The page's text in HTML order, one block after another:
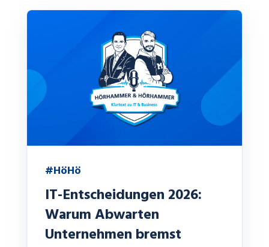
#HöHö
IT-Entscheidungen 2026:
Warum Abwarten
Unternehmen bremst